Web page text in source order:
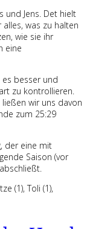
und Jens. Det hielt
was zu halten
wie sie ihr
eine
es besser und
zu kontrollieren.
wir uns davon
zum 25:29
der eine mit
Saison (vor
(1), Toli (1),